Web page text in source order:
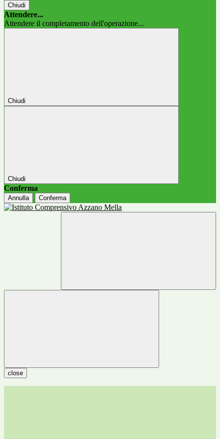
Chiudi
Attendere...
Attendere il completamento dell'operazione...
Chiudi
Chiudi
Conferma
Annulla Conferma
close